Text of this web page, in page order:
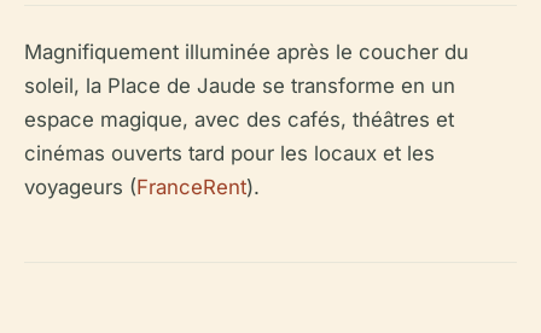
Magnifiquement illuminée après le coucher du
soleil, la Place de Jaude se transforme en un
espace magique, avec des cafés, théâtres et
cinémas ouverts tard pour les locaux et les
voyageurs (FranceRent).